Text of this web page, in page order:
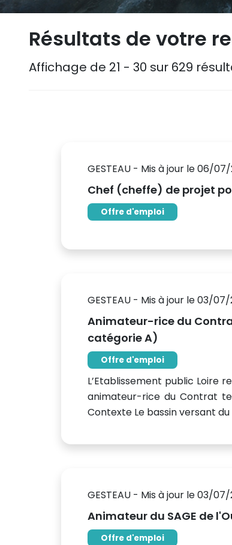
Résultats de votre
Affichage de 21 - 30 sur 629
GESTEAU - Mis à jour le 06/
Chef (cheffe) de projet
Offre d'emploi
GESTEAU - Mis à jour le 03/
Animateur-rice du
catégorie A)
Offre d'emploi
L’Etablissement public Loire
animateur-rice du Contrat
Contexte Le bassin versant du
GESTEAU - Mis à jour le 03/
Animateur du SAGE de
Offre d'emploi